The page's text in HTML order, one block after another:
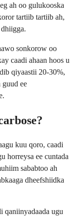
ah oo gulukooska
tartiib tartiib ah,
sonkorow oo
caadi ahaan hoos u
qiyaastii 20-30%,
guud ee
kuu qoro, caadi
horreysa ee cuntada
sababtoo ah
dheefshiidka
qaniinyadaada ugu